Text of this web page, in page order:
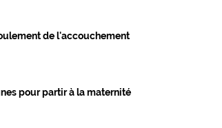
de l'accouchement
pour partir à la maternité